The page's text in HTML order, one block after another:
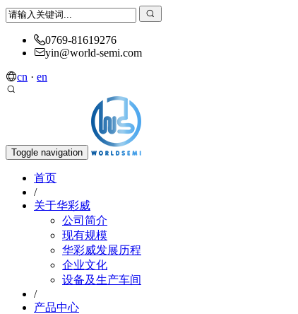
0769-81619276
yin@world-semi.com
cn · en
Toggle navigation
首页
/
关于华彩威
公司简介
现有规模
华彩威发展历程
企业文化
设备及生产车间
/
产品中心